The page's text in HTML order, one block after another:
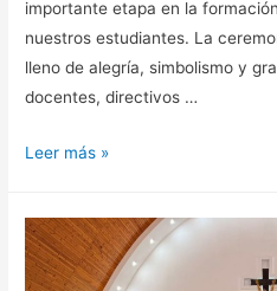
importante etapa en la
nuestros estudiantes. La
lleno de alegría, simbolismo y
docentes, directivos …
Leer más »